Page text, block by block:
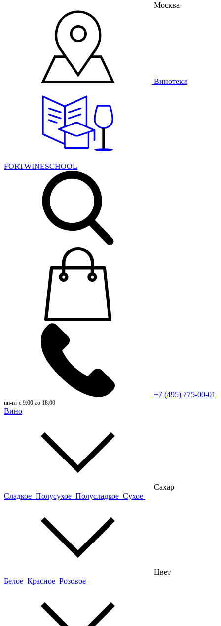
Москва
Винотеки
FORTWINESCHOOL
+7 (495) 775-00-01
пн-пт с 9:00 до 18:00
Вино
Сахар
Сладкое Полусухое Полусладкое Сухое
Цвет
Белое Красное Розовое